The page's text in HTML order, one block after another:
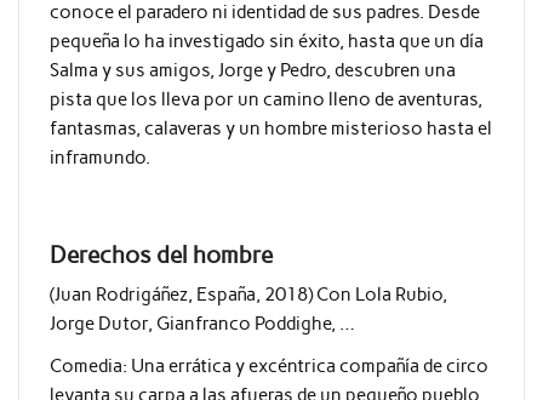
conoce el paradero ni identidad de sus padres. Desde
pequeña lo ha investigado sin éxito, hasta que un día
Salma y sus amigos, Jorge y Pedro, descubren una
pista que los lleva por un camino lleno de aventuras,
fantasmas, calaveras y un hombre misterioso hasta el
inframundo.
Derechos del hombre
(Juan Rodrigáñez, España, 2018) Con Lola Rubio,
Jorge Dutor, Gianfranco Poddighe, …
Comedia: Una errática y excéntrica compañía de circo
levanta su carpa a las afueras de un pequeño pueblo